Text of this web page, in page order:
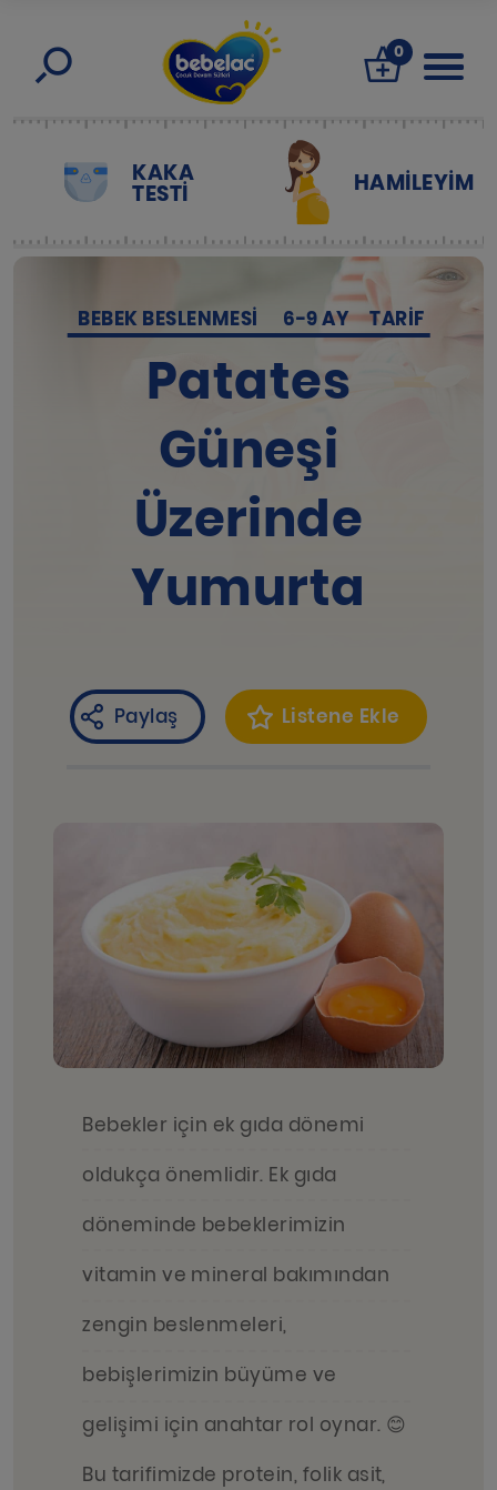
KAKA
TESTİ HAMILEYIM
0
BEBEK BESLENMESI 6-9 AY TARIF
Patates
Güneşi
Üzerinde
Yumurta
Paylaş Listene Ekle
Bebekler için ek gıda dönemi
oldukça önemlidir. Ek gıda
döneminde bebeklerimizin
vitamin ve mineral bakımından
zengin beslenmeleri,
bebişlerimizin büyüme ve
gelişimi için anahtar rol oynar. 😊
Bu tarifimizde protein, folik asit,